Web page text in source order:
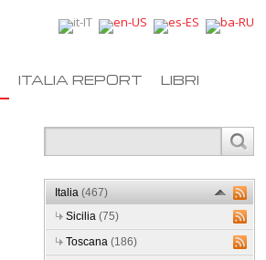
ITALIA REPORT LIBRI
Italia(467)
Sicilia(75)
Toscana(186)